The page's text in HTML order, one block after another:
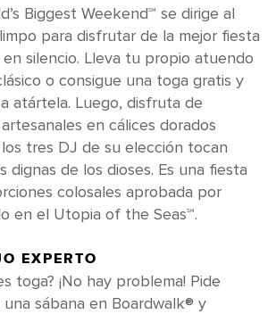
Biggest Weekend℠ se dirige al
para disfrutar de la mejor fiesta
silencio. Lleva tu propio atuendo
o consigue una toga gratis y
atártela. Luego, disfruta de
en cálices dorados
tres DJ de su elección tocan
dignas de los dioses. Es una fiesta
colosales aprobada por
en el Utopia of the Seas℠.
EXPERTO
toga? ¡No hay problema! Pide
sábana en Boardwalk® y